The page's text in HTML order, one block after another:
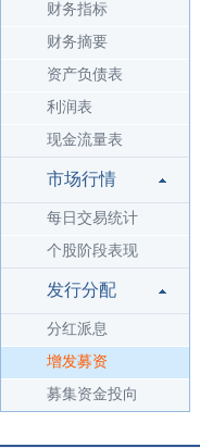
财务指标
财务摘要
资产负债表
利润表
现金流量表
市场行情
每日交易统计
个股阶段表现
发行分配
分红派息
增发募资
募集资金投向